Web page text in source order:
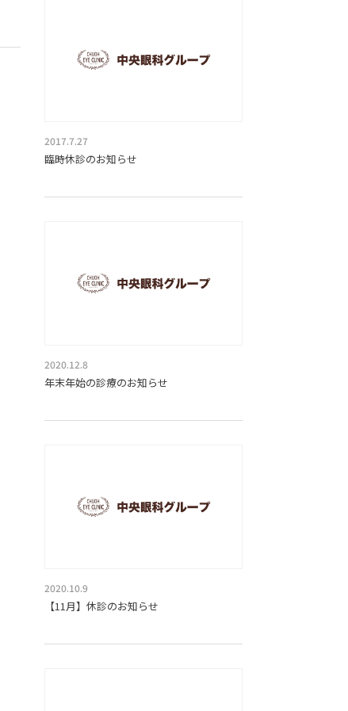
2017.7.27
臨時休診のお知らせ
2020.12.8
年末年始の診療のお知らせ
2020.10.9
【11月】休診のお知らせ